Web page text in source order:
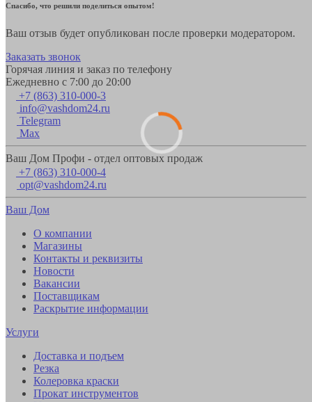
Спасибо, что решили поделиться опытом!
Ваш отзыв будет опубликован после проверки модератором.
Заказать звонок
Горячая линия и заказ по телефону
Ежедневно с 7:00 до 20:00
+7 (863) 310-000-3
info@vashdom24.ru
Telegram
Max
Ваш Дом Профи - отдел оптовых продаж
+7 (863) 310-000-4
opt@vashdom24.ru
Ваш Дом
О компании
Магазины
Контакты и реквизиты
Новости
Вакансии
Поставщикам
Раскрытие информации
Услуги
Доставка и подъем
Резка
Колеровка краски
Прокат инструментов